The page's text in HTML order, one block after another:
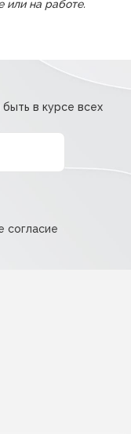
или на работе.
в курсе всех
согласие